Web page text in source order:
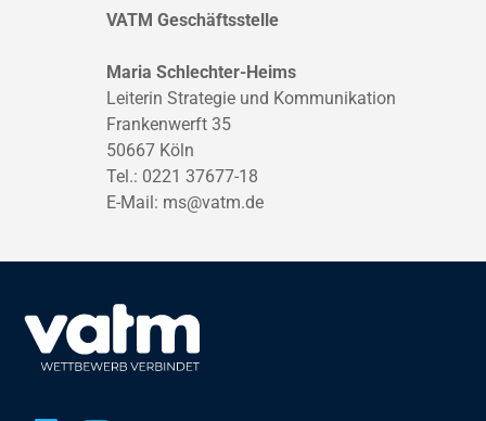
VATM Geschäftsstelle
Maria Schlechter-Heims
Leiterin Strategie und Kommunikation
Frankenwerft 35
50667 Köln
Tel.: 0221 37677-18
E-Mail: ms@vatm.de